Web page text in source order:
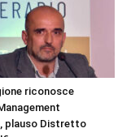
riconosce
plauso Distretto